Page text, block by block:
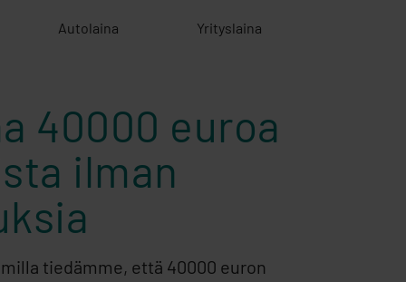
Autolaina Yrityslaina
40000 euroa
ilman
tiedämme, että 40000 euron